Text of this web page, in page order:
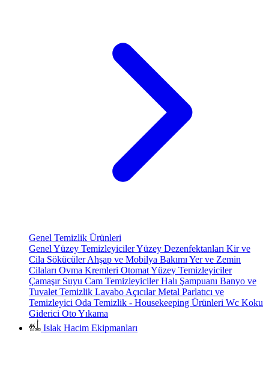
Genel Temizlik Ürünleri
Genel Yüzey TemizleyicilerYüzey Dezenfektanları Kir ve
Cila SökücülerAhşap ve Mobilya Bakımı Yer ve Zemin
Cilaları Ovma Kremleri Otomat Yüzey Temizleyiciler
Çamaşır Suyu Cam TemizleyicilerHalı Şampuanı Banyo ve
Tuvalet Temizlik Lavabo AçıcılarMetal Parlatıcı ve
Temizleyici Oda Temizlik - Housekeeping Ürünleri Wc Koku
Giderici Oto Yıkama
Islak Hacim Ekipmanları